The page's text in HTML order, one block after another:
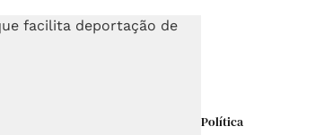
Política